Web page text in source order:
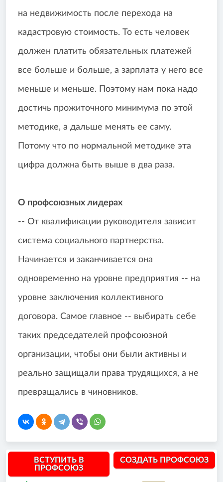
на недвижимость после перехода на
кадастровую стоимость. То есть человек
должен платить обязательных платежей
все больше и больше, а зарплата у него все
меньше и меньше. Поэтому нам пока надо
достичь прожиточного минимума по этой
методике, а дальше менять ее саму.
Потому что по нормальной методике эта
цифра должна быть выше в два раза.
О профсоюзных лидерах
-- От квалификации руководителя зависит
система социального партнерства.
Начинается и заканчивается она
одновременно на уровне предприятия -- на
уровне заключения коллективного
договора. Самое главное -- выбирать себе
таких председателей профсоюзной
организации, чтобы они были активны и
реально защищали права трудящихся, а не
превращались в чиновников.
ВСТУПИТЬ В
ПРОФСОЮЗ
СОЗДАТЬ ПРОФСОЮЗ